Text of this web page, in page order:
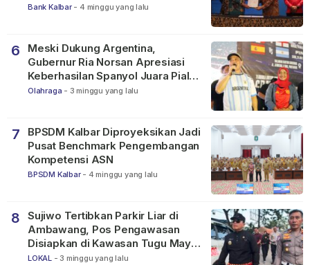
Bank Kalbar - 4 minggu yang lalu
6
Meski Dukung Argentina,
Gubernur Ria Norsan Apresiasi
Keberhasilan Spanyol Juara Piala
Dunia FIFA 2026
Olahraga - 3 minggu yang lalu
7
BPSDM Kalbar Diproyeksikan Jadi
Pusat Benchmark Pengembangan
Kompetensi ASN
BPSDM Kalbar - 4 minggu yang lalu
8
Sujiwo Tertibkan Parkir Liar di
Ambawang, Pos Pengawasan
Disiapkan di Kawasan Tugu Mayor
Alianyang
LOKAL - 3 minggu yang lalu